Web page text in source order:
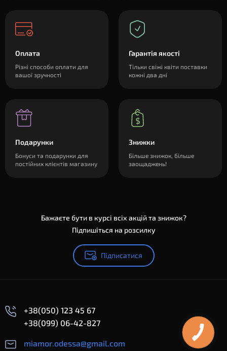
Оплата
Різні способи оплати для
вашої зручності
Гарантія якості
Тільки свіжі квіти поставки
кожні два дні
Подарунки
Бонуси та подарунки для
постійних клієнтів магазину
Знижки
Більше знижок, більше
заощаджень!
Бажаєте бути в курсі всіх акцій та знижок?
Підпишіться на розсилку
Підписатися
+38(050) 123 45 67
+38(099) 06-42-827
miamor.odessa@gmail.com